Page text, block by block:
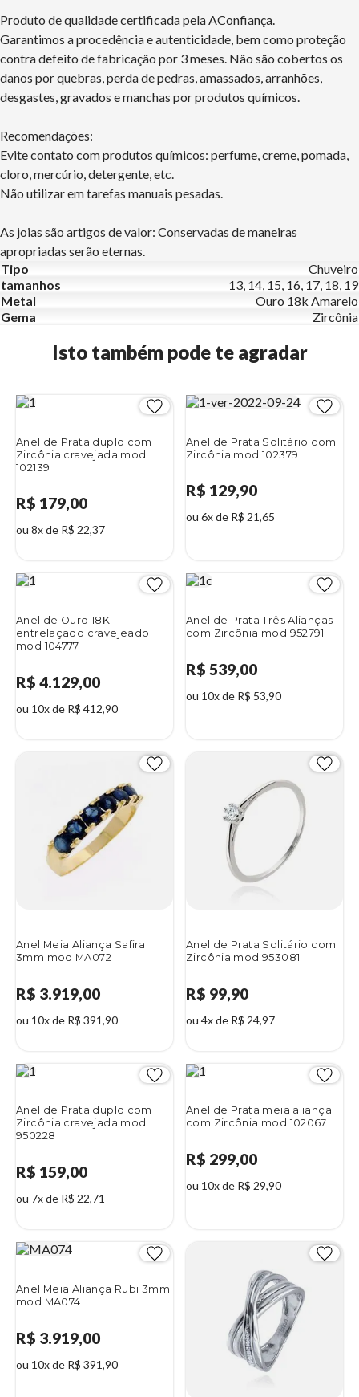
Produto de qualidade certificada pela AConfiança.
Garantimos a procedência e autenticidade, bem como proteção
contra defeito de fabricação por 3 meses. Não são cobertos os
danos por quebras, perda de pedras, amassados, arranhões,
desgastes, gravados e manchas por produtos químicos.
Recomendações:
Evite contato com produtos químicos: perfume, creme, pomada,
cloro, mercúrio, detergente, etc.
Não utilizar em tarefas manuais pesadas.
As joias são artigos de valor: Conservadas de maneiras
apropriadas serão eternas.
Tipo
Chuveiro
tamanhos
13, 14, 15, 16, 17, 18, 19
Metal
Ouro 18k Amarelo
Gema
Zircônia
Isto também pode te agradar
Anel de Prata duplo com
Zircônia cravejada mod
102139
R$ 179,00
ou 8x de R$ 22,37
Anel de Prata Solitário com
Zircônia mod 102379
R$ 129,90
ou 6x de R$ 21,65
Anel de Ouro 18K
entrelaçado cravejeado
mod 104777
R$ 4.129,00
ou 10x de R$ 412,90
Anel de Prata Três Alianças
com Zircônia mod 952791
R$ 539,00
ou 10x de R$ 53,90
Anel Meia Aliança Safira
3mm mod MA072
R$ 3.919,00
ou 10x de R$ 391,90
Anel de Prata Solitário com
Zircônia mod 953081
R$ 99,90
ou 4x de R$ 24,97
Anel de Prata duplo com
Zircônia cravejada mod
950228
R$ 159,00
ou 7x de R$ 22,71
Anel de Prata meia aliança
com Zircônia mod 102067
R$ 299,00
ou 10x de R$ 29,90
Anel Meia Aliança Rubi 3mm
mod MA074
R$ 3.919,00
ou 10x de R$ 391,90